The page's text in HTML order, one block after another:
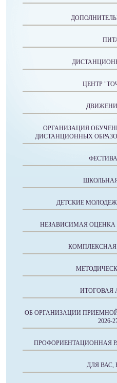
ЦЕНТР
ОРГАНИЗАЦИЯ
ДИСТАНЦИОННЫХ
ДЕТСКИЕ
НЕЗАВИСИМАЯ ОЦЕНКА
КОМПЛЕКСНАЯ
ИТОГОВАЯ
ОБ ОРГАНИЗАЦИИ
2026-
ПРОФОРИЕНТАЦИОННАЯ
ДЛЯ ВАС,